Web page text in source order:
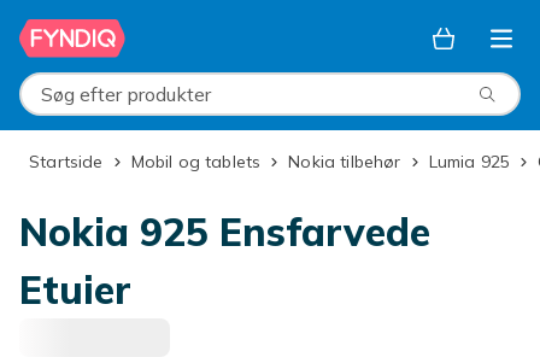
Spring til hovedindhold
Søg efter produkter
Startside Mobil og tablets Nokia tilbehør Lumia 925
Nokia 925 Ensfarvede
Etuier